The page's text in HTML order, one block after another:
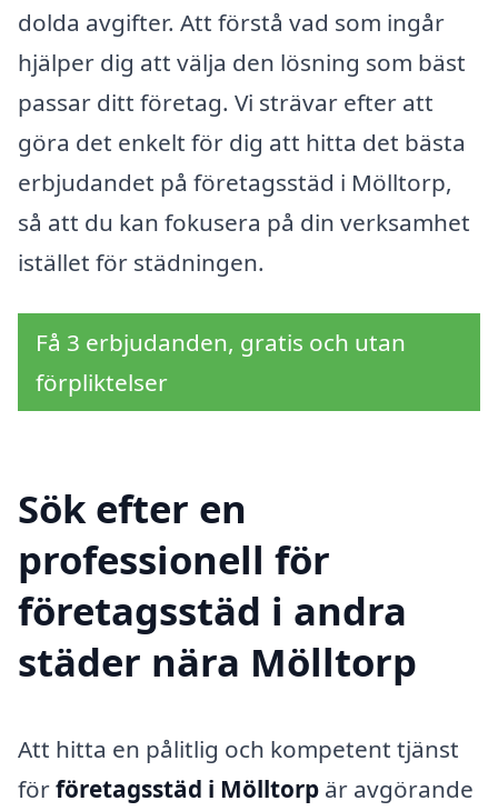
dolda avgifter. Att förstå vad som ingår
hjälper dig att välja den lösning som bäst
passar ditt företag. Vi strävar efter att
göra det enkelt för dig att hitta det bästa
erbjudandet på företagsstäd i Mölltorp,
så att du kan fokusera på din verksamhet
istället för städningen.
Få 3 erbjudanden, gratis och utan
förpliktelser
Sök efter en
professionell för
företagsstäd i andra
städer nära Mölltorp
Att hitta en pålitlig och kompetent tjänst
förföretagsstäd i Mölltorp är avgörande